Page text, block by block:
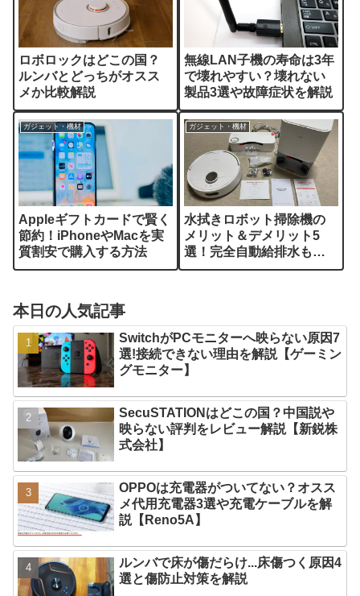
ロボロックはどこの国？
ルンバとどっちがオスス
メか比較解説
無線LAN子機の寿命は3年
で壊れやすい？壊れない
製品3選や故障症状を解説
ガジェット・機材
Appleギフトカードで賢く
節約！iPhoneやMacを実
質割安で購入する方法
ガジェット・機材
水拭きロボット掃除機の
メリット＆デメリット5
選！完全自動給排水も解
説【SwitchBot お掃除ロ
本日の人気記事
SwitchがPCモニターへ映らない原因7
選!接続できない理由を解説【ゲーミン
グモニター】
SecuSTATIONはどこの国？中国説や
映らない評判をレビュー解説【新鋭株
式会社】
OPPOは充電器がついてない？オスス
メ代用充電器3選や充電ケーブルを解
説【Reno5A】
ルンバで床が傷だらけ...床傷つく原因4
選と傷防止対策を解説